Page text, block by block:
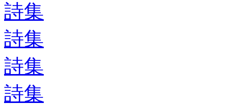
詩集
詩集
詩集
詩集